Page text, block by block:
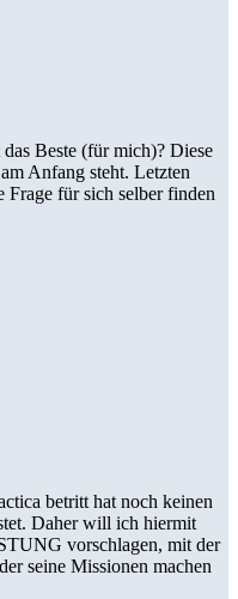
Beste (für mich)? Diese
Anfang steht. Letzten
Frage für sich selber finden
betritt hat noch keinen
Daher will ich hiermit
vorschlagen, mit der
seine Missionen machen